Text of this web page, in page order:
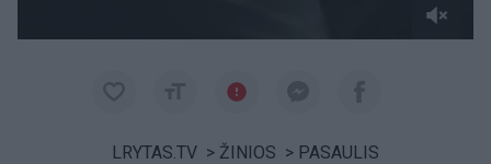
LRYTAS.TV > ŽINIOS > PASAULIS